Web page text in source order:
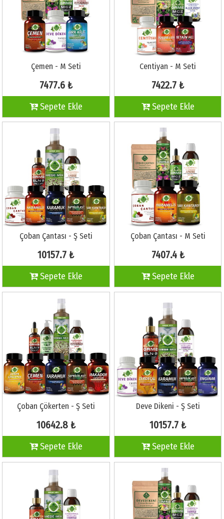
Çemen - M Seti
7477.6 ₺
Sepete Ekle
Centiyan - M Seti
7422.7 ₺
Sepete Ekle
Çoban Çantası - Ş Seti
10157.7 ₺
Sepete Ekle
Çoban Çantası - M Seti
7407.4 ₺
Sepete Ekle
Çoban Çökerten - Ş Seti
10642.8 ₺
Sepete Ekle
Deve Dikeni - Ş Seti
10157.7 ₺
Sepete Ekle